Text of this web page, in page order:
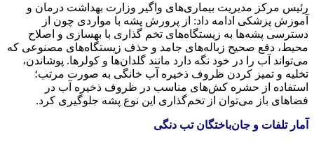
رئیس مرکز مدیریت بیماری‌های واگیر وزارت بهداشت درمان و
آموزش پزشکی ادامه داد: از پرورش پشه با مواردی چون از
دسترسی پشه‌ها به زیستگاه‌های تخم گذاری با بهسازی و اصلاح
محیط، دفع صحیح زباله‌های جامد و حذف زیستگاه‌های مصنوعی که
می‌تواند آب را در خود نگه دارد مانند گلدان‌ها و کولرها. پوشاندن،
تخلیه و تمیز کردن ظروف ذخیره آب خانگی به صورت مرتب؛
استفاده از حشره کش‌های مناسب در ظروف ذخیره آب در
فضاهای باز می‌توان از تخم‌گذاری این نوع پشه جلوگیری کرد.
آمار تلفات و جان‌باختگان تب دنگی